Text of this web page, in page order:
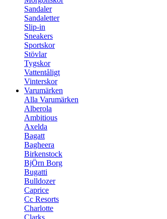
Sandaler
Sandaletter
Slip-in
Sneakers
Sportskor
Stövlar
Tygskor
Vattentåligt
Vinterskor
Varumärken
Alla Varumärken
Alberola
Ambitious
Axelda
Bagatt
Bagheera
Birkenstock
BjÖrn Borg
Bugatti
Bulldozer
Caprice
Cc Resorts
Charlotte
Clarks